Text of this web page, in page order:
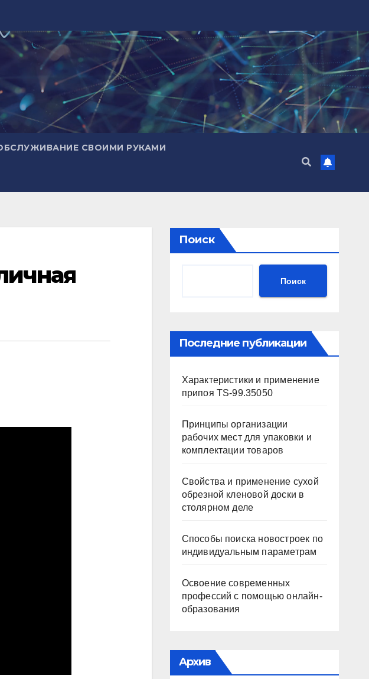
СВОИМИ РУКАМИ
Поиск
Поиск
Последние публикации
Характеристики и применение
припоя TS-99.35050
Принципы организации
рабочих мест для упаковки и
комплектации товаров
Свойства и применение сухой
обрезной кленовой доски в
столярном деле
Способы поиска новостроек по
индивидуальным параметрам
Освоение современных
профессий с помощью онлайн-
образования
Архив